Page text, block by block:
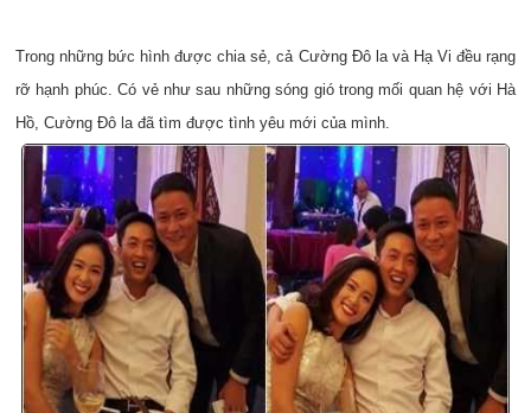
Trong những bức hình được chia sẻ, cả Cường Đô la và Hạ Vi đều rạng
rỡ hạnh phúc. Có vẻ như sau những sóng gió trong mối quan hệ với Hà
Hồ, Cường Đô la đã tìm được tình yêu mới của mình.